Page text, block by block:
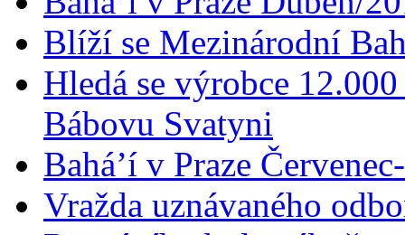
Blíží se Mezinárodní
Hledá se výrobce
Bábovu Svatyni
Bahá’í v Praze
Vražda uznávaného